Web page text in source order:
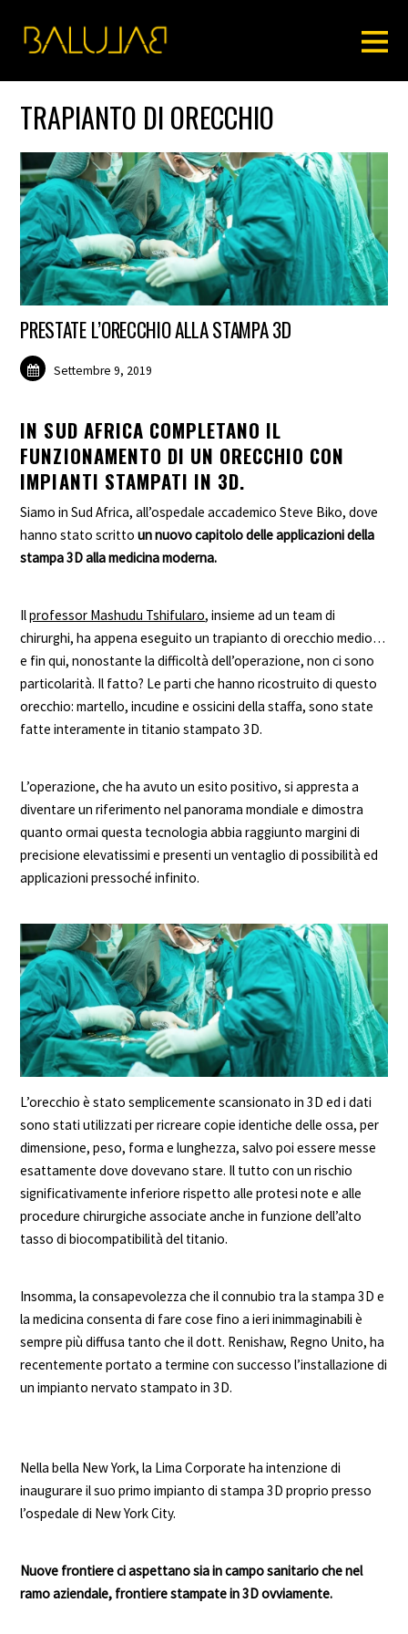
TRAPIANTO DI ORECCHIO
PRESTATE L’ORECCHIO ALLA STAMPA 3D
Settembre 9, 2019
IN SUD AFRICA COMPLETANO IL
FUNZIONAMENTO DI UN ORECCHIO CON
IMPIANTI STAMPATI IN 3D.
Siamo in Sud Africa, all’ospedale accademico Steve Biko, dove
hanno stato scrittoun nuovo capitolo delle applicazioni della
stampa 3D alla medicina moderna.
Ilprofessor Mashudu Tshifularo, insieme ad un team di
chirurghi, ha appena eseguito un trapianto di orecchio medio…
e fin qui, nonostante la difficoltà dell’operazione, non ci sono
particolarità. Il fatto? Le parti che hanno ricostruito di questo
orecchio: martello, incudine e ossicini della staffa, sono state
fatte interamente in titanio stampato 3D.
L’operazione, che ha avuto un esito positivo, si appresta a
diventare un riferimento nel panorama mondiale e dimostra
quanto ormai questa tecnologia abbia raggiunto margini di
precisione elevatissimi e presenti un ventaglio di possibilità ed
applicazioni pressoché infinito.
L’orecchio è stato semplicemente scansionato in 3D ed i dati
sono stati utilizzati per ricreare copie identiche delle ossa, per
dimensione, peso, forma e lunghezza, salvo poi essere messe
esattamente dove dovevano stare. Il tutto con un rischio
significativamente inferiore rispetto alle protesi note e alle
procedure chirurgiche associate anche in funzione dell’alto
tasso di biocompatibilità del titanio.
Insomma, la consapevolezza che il connubio tra la stampa 3D e
la medicina consenta di fare cose fino a ieri inimmaginabili è
sempre più diffusa tanto che il dott. Renishaw, Regno Unito, ha
recentemente portato a termine con successo l’installazione di
un impianto nervato stampato in 3D.
Nella bella New York, la Lima Corporate ha intenzione di
inaugurare il suo primo impianto di stampa 3D proprio presso
l’ospedale di New York City.
Nuove frontiere ci aspettano sia in campo sanitario che nel
ramo aziendale, frontiere stampate in 3D ovviamente.